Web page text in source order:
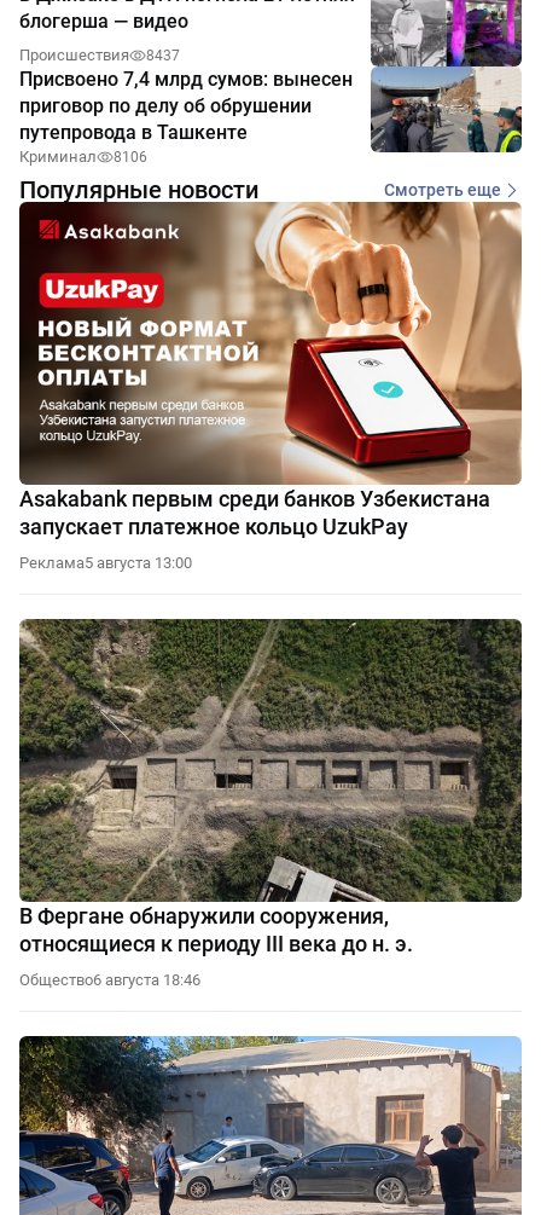
блогерша — видео
Происшествия 8437
Присвоено 7,4 млрд сумов: вынесен
приговор по делу об обрушении
путепровода в Ташкенте
Криминал 8106
Популярные новости Смотреть еще
Asakabank первым среди банков Узбекистана
запускает платежное кольцо UzukPay
Реклама5 августа 13:00
В Фергане обнаружили сооружения,
относящиеся к периоду III века до н. э.
Общество6 августа 18:46